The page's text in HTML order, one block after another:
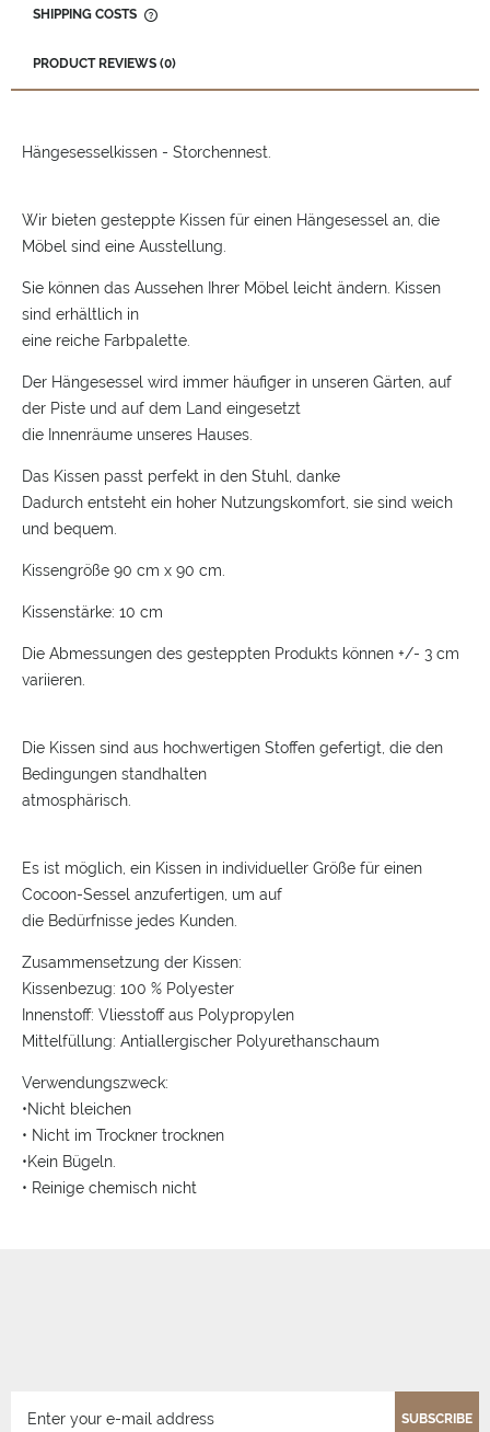
SHIPPING COSTS
PRODUCT REVIEWS (0)
Hängesesselkissen - Storchennest.
Wir bieten gesteppte Kissen für einen Hängesessel an, die
Möbel sind eine Ausstellung.
Sie können das Aussehen Ihrer Möbel leicht ändern. Kissen
sind erhältlich in
eine reiche Farbpalette.
Der Hängesessel wird immer häufiger in unseren Gärten, auf
der Piste und auf dem Land eingesetzt
die Innenräume unseres Hauses.
Das Kissen passt perfekt in den Stuhl, danke
Dadurch entsteht ein hoher Nutzungskomfort, sie sind weich
und bequem.
Kissengröße 90 cm x 90 cm.
Kissenstärke: 10 cm
Die Abmessungen des gesteppten Produkts können +/- 3 cm
variieren.
Die Kissen sind aus hochwertigen Stoffen gefertigt, die den
Bedingungen standhalten
atmosphärisch.
Es ist möglich, ein Kissen in individueller Größe für einen
Cocoon-Sessel anzufertigen, um auf
die Bedürfnisse jedes Kunden.
Zusammensetzung der Kissen:
Kissenbezug: 100 % Polyester
Innenstoff: Vliesstoff aus Polypropylen
Mittelfüllung: Antiallergischer Polyurethanschaum
Verwendungszweck:
•Nicht bleichen
• Nicht im Trockner trocknen
•Kein Bügeln.
• Reinige chemisch nicht
SUBSCRIBE